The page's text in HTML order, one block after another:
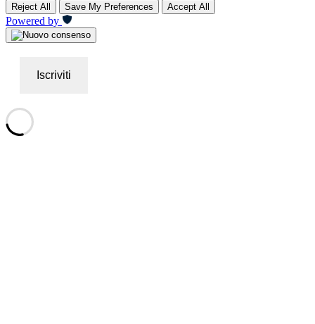
Reject All Save My Preferences Accept All
Powered by
Iscriviti